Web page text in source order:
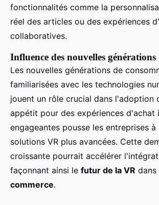
fonctionnalités comme la
réel des articles ou des expériences
collaboratives.
Influence des nouvelles générations
Les nouvelles générations de
familiarisées avec les technologies
jouent un rôle crucial dans l'adoption
appétit pour des expériences d'achat
engageantes pousse les entreprises
solutions VR plus avancées. Cette
croissante pourrait accélérer
façonnant ainsi le futur de la VR dans
commerce.